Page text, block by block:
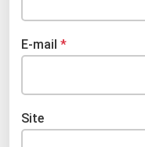
E-mail *
Site